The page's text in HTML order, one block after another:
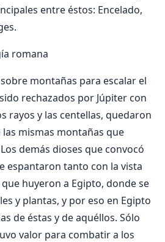
entre éstos: Encelado,
romana
montañas para escalar el
rechazados por Júpiter con
rayos y las centellas, quedaron
mismas montañas que
demás dioses que convocó
espantaron tanto con la vista
huyeron a Egipto, donde se
y plantas, y por eso en Egipto
de éstas y de aquéllos. Sólo
valor para combatir a los